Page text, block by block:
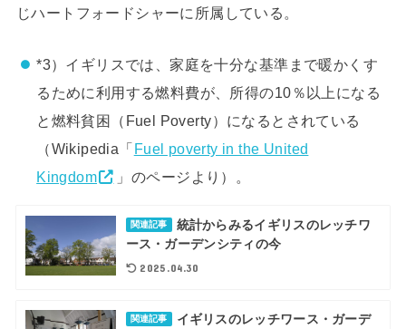
じハートフォードシャーに所属している。
*3）イギリスでは、家庭を十分な基準まで暖かくす
るために利用する燃料費が、所得の10％以上になる
と燃料貧困（Fuel Poverty）になるとされている
（Wikipedia「Fuel poverty in the United
Kingdom
」のページより）。
関連記事
統計からみるイギリスのレッチワ
ース・ガーデンシティの今
2025.04.30
関連記事
イギリスのレッチワース・ガーデ